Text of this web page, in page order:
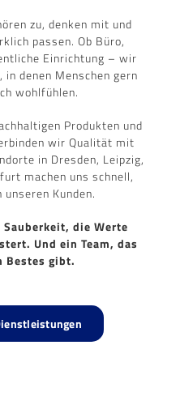
zu, denken mit und
passen. Ob Büro,
Einrichtung – wir
denen Menschen gern
wohlfühlen.
Produkten und
wir Qualität mit
in Dresden, Leipzig,
machen uns schnell,
Kunden.
die Werte
Und ein Team, das
Bestes gibt.